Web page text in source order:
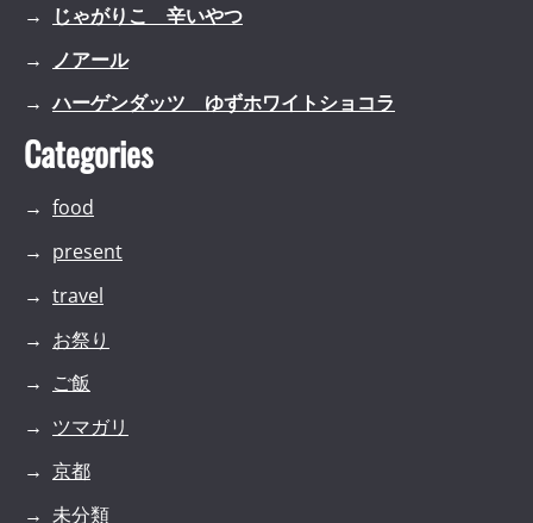
じゃがりこ 辛いやつ
ノアール
ハーゲンダッツ ゆずホワイトショコラ
Categories
food
present
travel
お祭り
ご飯
ツマガリ
京都
未分類